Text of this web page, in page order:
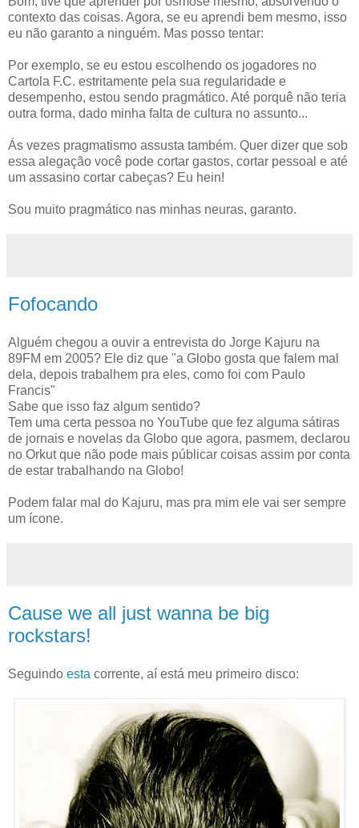
contexto das coisas. Agora, se eu aprendi bem mesmo, isso
eu não garanto a ninguém. Mas posso tentar:
Por exemplo, se eu estou escolhendo os jogadores no
Cartola F.C. estritamente pela sua regularidade e
desempenho, estou sendo pragmático. Até porquê não teria
outra forma, dado minha falta de cultura no assunto...
Ás vezes pragmatismo assusta também. Quer dizer que sob
essa alegação você pode cortar gastos, cortar pessoal e até
um assasino cortar cabeças? Eu hein!
Sou muito pragmático nas minhas neuras, garanto.
Fofocando
Alguém chegou a ouvir a entrevista do Jorge Kajuru na
89FM em 2005? Ele diz que "a Globo gosta que falem mal
dela, depois trabalhem pra eles, como foi com Paulo
Francis"
Sabe que isso faz algum sentido?
Tem uma certa pessoa no YouTube que fez alguma sátiras
de jornais e novelas da Globo que agora, pasmem, declarou
no Orkut que não pode mais públicar coisas assim por conta
de estar trabalhando na Globo!
Podem falar mal do Kajuru, mas pra mim ele vai ser sempre
um ícone.
Cause we all just wanna be big
rockstars!
Seguindo esta corrente, aí está meu primeiro disco: